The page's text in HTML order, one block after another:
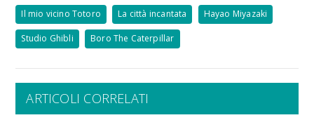
Il mio vicino Totoro La città incantata Hayao Miyazaki
Studio Ghibli Boro The Caterpillar
ARTICOLI CORRELATI